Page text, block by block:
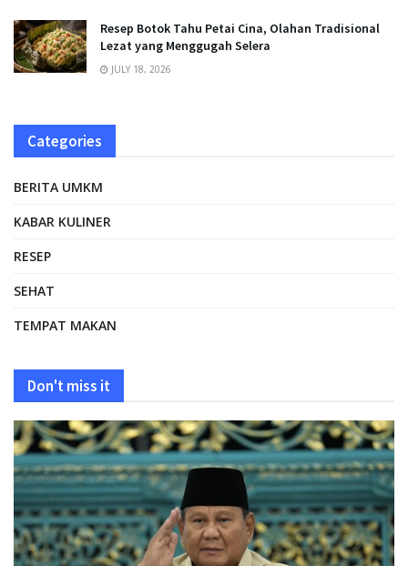
Resep Botok Tahu Petai Cina, Olahan Tradisional
Lezat yang Menggugah Selera
JULY 18, 2026
Categories
BERITA UMKM
KABAR KULINER
RESEP
SEHAT
TEMPAT MAKAN
Don't miss it